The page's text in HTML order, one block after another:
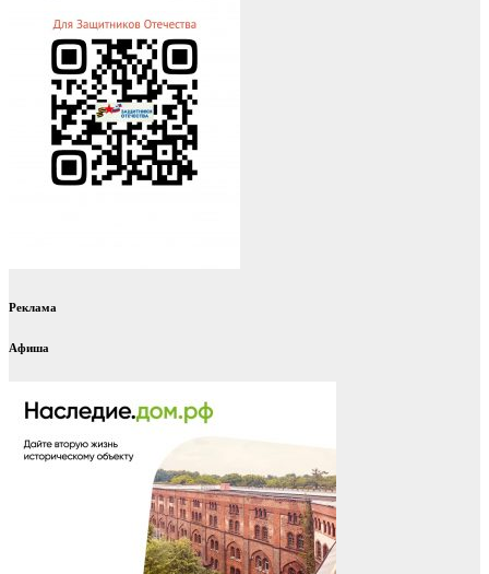
Реклама
Афиша